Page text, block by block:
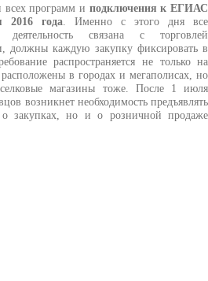
всех программ и подключения к ЕГИАС
2016 года . Именно с этого дня все
деятельность связана с торговлей
должны каждую закупку фиксировать в
распространяется не только на
в городах и мегаполисах, но
магазины тоже. После 1 июля
возникнет необходимость предъявлять
закупках, но и о розничной продаже